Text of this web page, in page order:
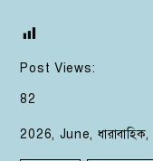
Post Views:
82
2026, June, ধারাবাহিক,